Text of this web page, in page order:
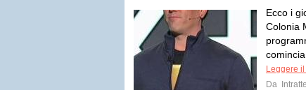
Ecco i
Colonia
Leggere
Da